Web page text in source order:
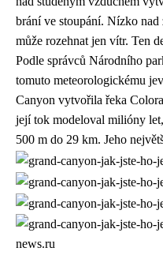
brání ve stoupání. Nízko
může rozehnat jen vítr. Ten
Podle správců Národního
tomuto meteorologickému
Canyon vytvořila řeka
její tok modeloval milióny
500 m do 29 km. Jeho
news.ru